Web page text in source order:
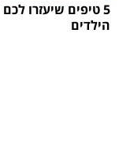
5 טיפים שיעזרו
הילדים